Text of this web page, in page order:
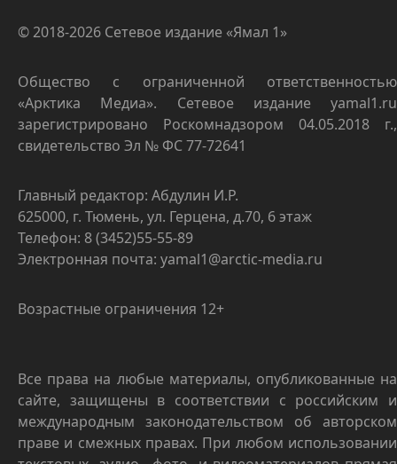
© 2018-2026 Сетевое издание «Ямал 1»
Общество с ограниченной ответственностью
«Арктика Медиа». Сетевое издание yamal1.ru
зарегистрировано Роскомнадзором 04.05.2018 г.,
свидетельство Эл № ФС 77-72641
Главный редактор: Абдулин И.Р.
625000, г. Тюмень, ул. Герцена, д.70, 6 этаж
Телефон: 8 (3452)55-55-89
Электронная почта: yamal1@arctic-media.ru
Возрастные ограничения 12+
Все права на любые материалы, опубликованные на
сайте, защищены в соответствии с российским и
международным законодательством об авторском
праве и смежных правах. При любом использовании